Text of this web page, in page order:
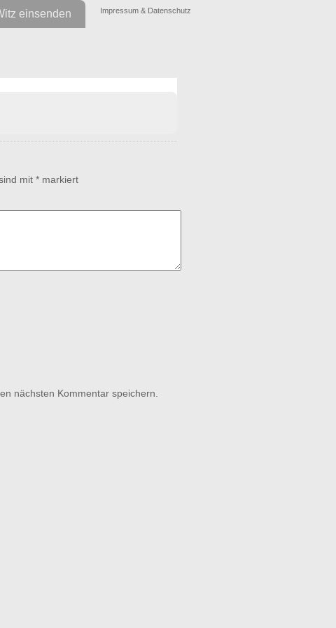
Impressum & Datenschutz
einsenden
mit * markiert
nächsten Kommentar speichern.